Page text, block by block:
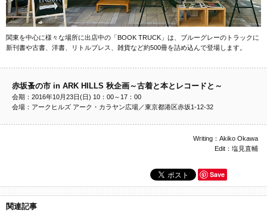
関東を中心に様々な場所に出店中の「BOOK TRUCK」は、ブルーグレーのトラックに
新刊書や古書、洋書、リトルブレス、雑貨など約500冊を詰め込んで登場します。
赤坂蚤の市 in ARK HILLS 秋企画～古着と本とレコードと～
会期：2016年10月23日(日) 10：00～17：00
会場：アークヒルズ アーク・カラヤン広場／東京都港区赤坂1-12-32
Writing：Akiko Okawa
Edit：塩見直輔
Save
関連記事